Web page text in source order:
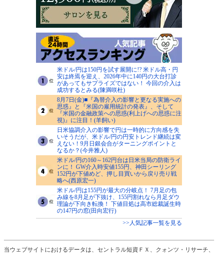
米ドル/円は150円を試す展開に!? 米ドル高・円
安は終焉を迎え、2026年中に140円の大台打診
があってもサプライズではない！ 今回の介入は
成功するとみる(陳満咲杜)
8月7日(金)■『為替介入の影響と更なる実施への
思惑』と『米国の雇用統計の発表』、そして
『米国の金融政策への思惑(利上げへの思惑に注
視)』に注目！(羊飼い)
日米協調介入の影響で円は一時的に方向感を失
いそうだが、米ドル/円の円安トレンド継続は変
えない！9月日銀会合がターニングポイントと
なるか？(今井雅人)
米ドル/円の160～162円台は日米当局の防衛ライ
ンに！ GW介入時安値155円、神田シーリング
152円が下値めど、押し目買いから戻り売り戦
略へ(西原宏一)
米ドル/円は155円が最大の分岐点！ 7月足の包
み線を8月足が下抜け、155円割れなら月足ダウ
理論が下向き転換！ 下値目処は高市総裁誕生時
の147円の窓(田向宏行)
>>人気記事一覧を見る
当ウェブサイトにおけるデータは、セントラル短資ＦＸ、クォンツ・リサーチ、